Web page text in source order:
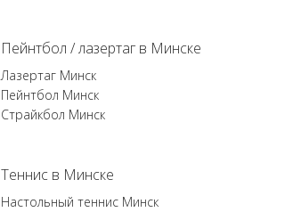
Пейнтбол / лазертаг в Минске
Лазертаг Минск
Пейнтбол Минск
Страйкбол Минск
Теннис в Минске
Настольный теннис Минск